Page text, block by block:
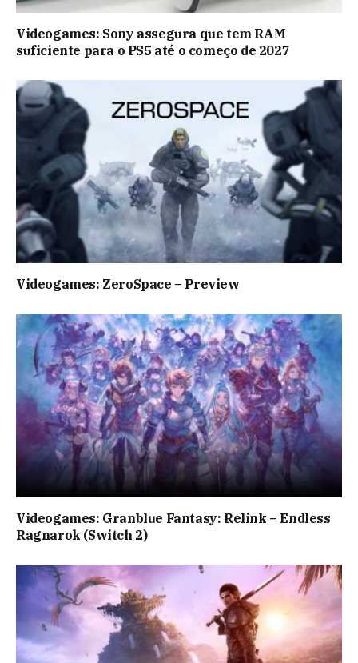
Videogames: Sony assegura que tem RAM
suficiente para o PS5 até o começo de 2027
Videogames: ZeroSpace – Preview
Videogames: Granblue Fantasy: Relink – Endless
Ragnarok (Switch 2)